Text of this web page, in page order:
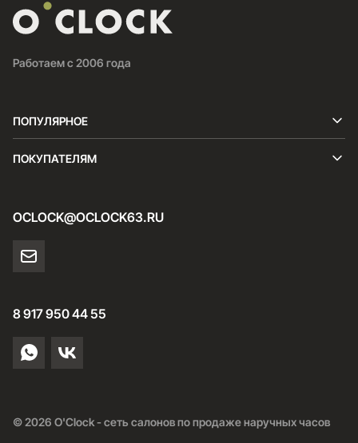
Работаем с 2006 года
ПОПУЛЯРНОЕ
ПОКУПАТЕЛЯМ
OCLOCK@OCLOCK63.RU
8 917 950 44 55
© 2026 O'Clock - сеть салонов по продаже наручных часов